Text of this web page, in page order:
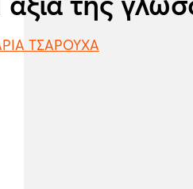
αξία της
ΤΣΑΡΟΥΧΑ